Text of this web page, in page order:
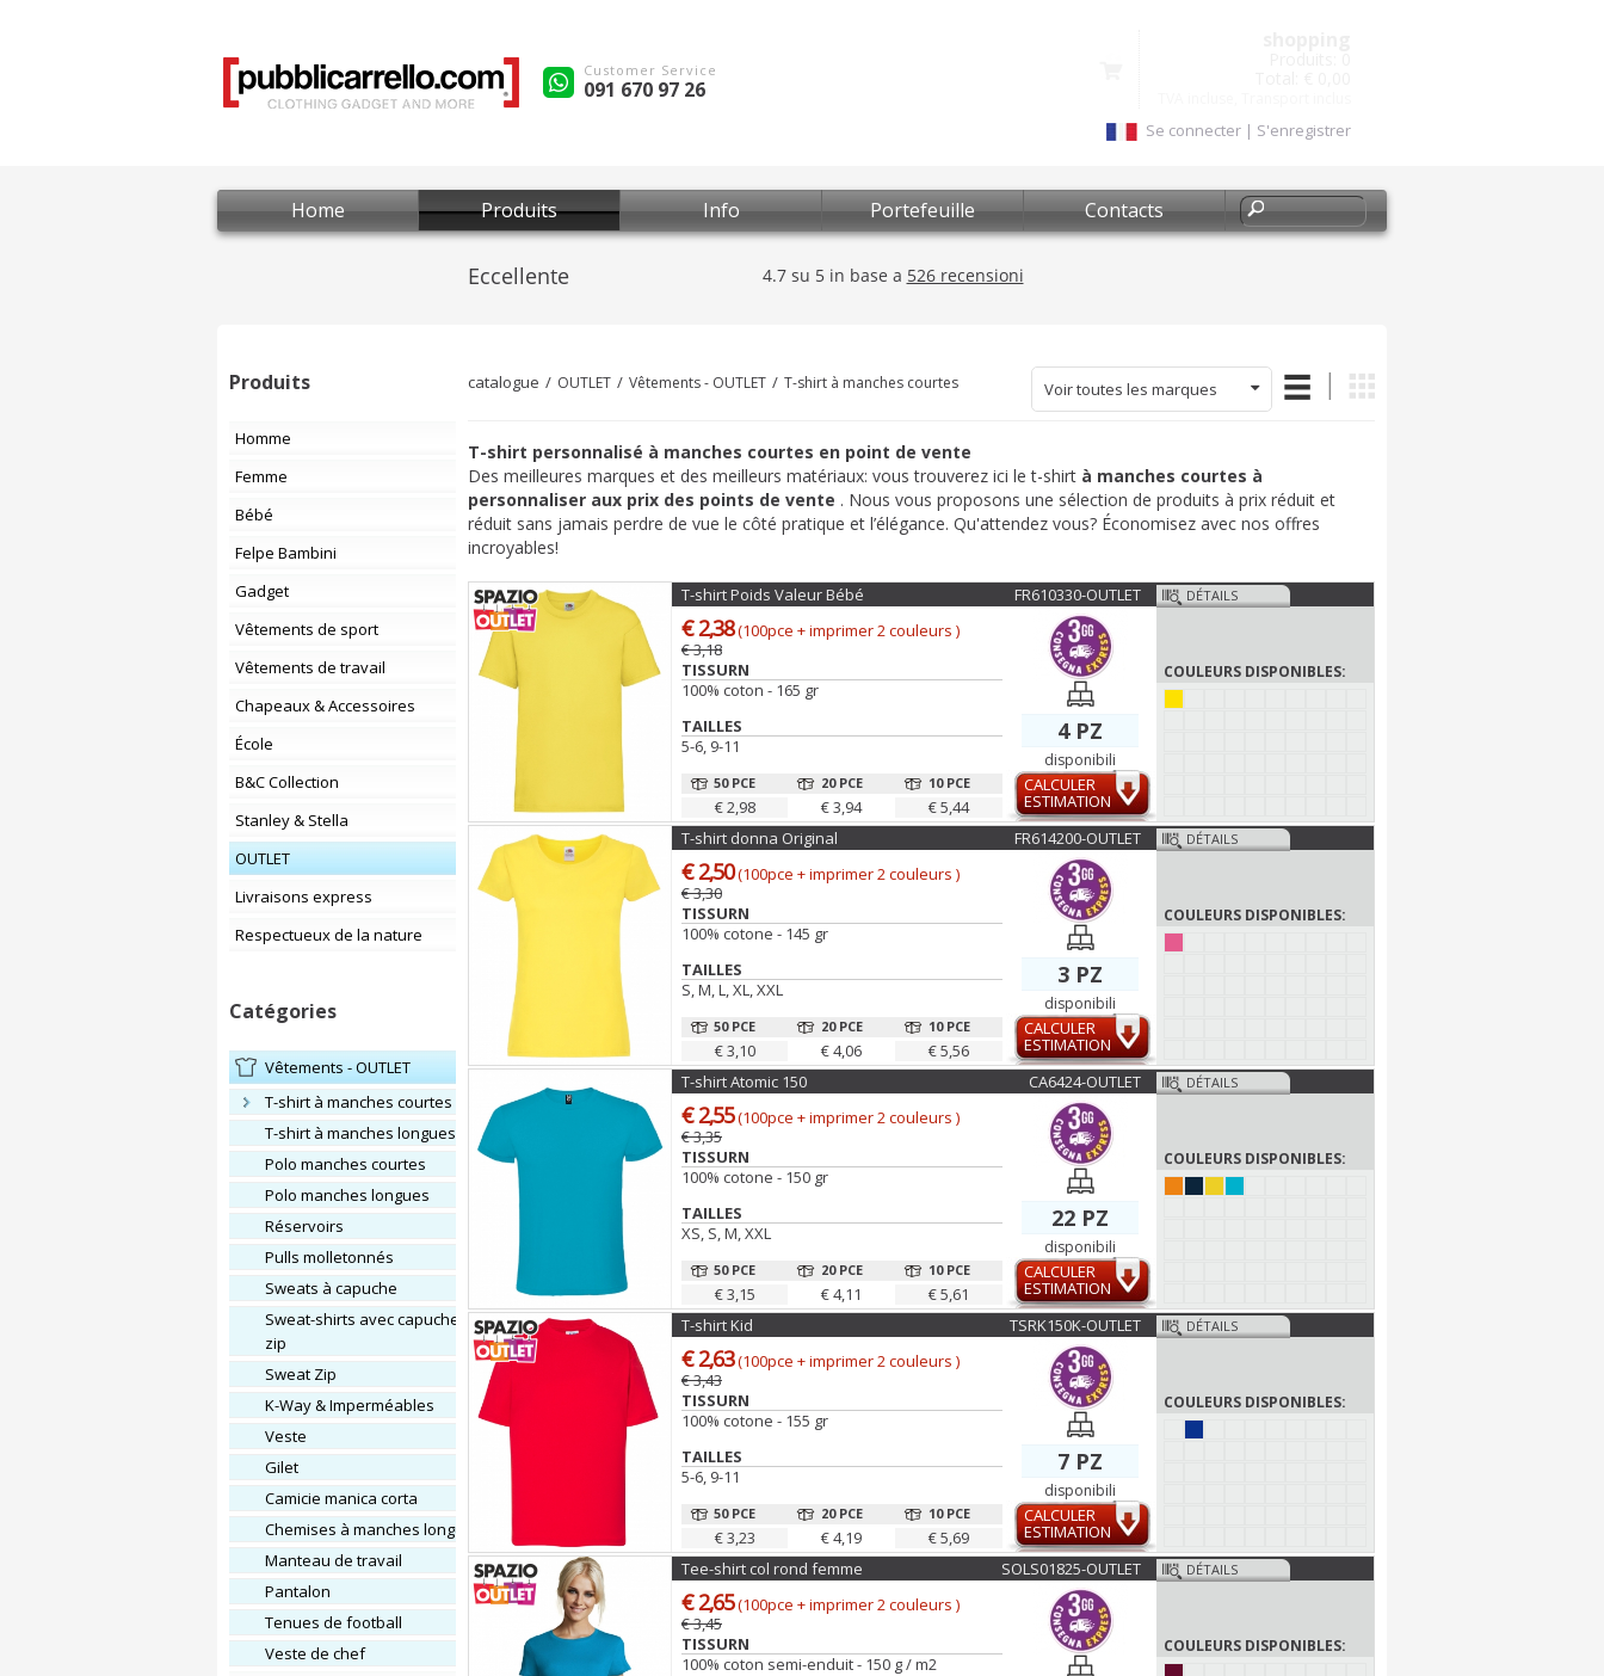
Customer Service
091 670 97 26
Se connecter | S'enregistrer
Home Produits Info Portefeuille Contacts
Produits
Homme
Femme
Bébé
Felpe Bambini
Gadget
Vêtements de sport
Vêtements de travail
Chapeaux & Accessoires
École
B&C Collection
Stanley & Stella
OUTLET
Livraisons express
Respectueux de la nature
Catégories
Vêtements - OUTLET
T-shirt à manches courtes
T-shirt à manches longues
Polo manches courtes
Polo manches longues
Réservoirs
Pulls molletonnés
Sweats à capuche
Sweat-shirts avec capuche et
zip
Sweat Zip
K-Way & Imperméables
Veste
Gilet
Camicie manica corta
Chemises à manches longues
Manteau de travail
Pantalon
Tenues de football
Veste de chef
catalogue OUTLET Vêtements - OUTLET T-shirt à manches courtes Voir toutes les marques
T-shirt personnalisé à manches courtes en point de vente
Des meilleures marques et des meilleurs matériaux: vous trouverez ici le t-shirt à manches courtes à
personnaliser aux prix des points de vente . Nous vous proposons une sélection de produits à prix réduit et
réduit sans jamais perdre de vue le côté pratique et l’élégance. Qu'attendez vous? Économisez avec nos offres
incroyables!
T-shirt Poids Valeur Bébé FR610330-OUTLET
€ 2,38(100pce + imprimer 2 couleurs )
€ 3,18
TISSURN
100% coton - 165 gr
TAILLES
5-6, 9-11
50 PCE
€ 2,98
20 PCE
€ 3,94
10 PCE
€ 5,44
4 PZ
disponibili
CALCULER
ESTIMATION
DÉTAILS
COULEURS DISPONIBLES:
T-shirt donna Original FR614200-OUTLET
€ 2,50(100pce + imprimer 2 couleurs )
€ 3,30
TISSURN
100% cotone - 145 gr
TAILLES
S, M, L, XL, XXL
50 PCE
€ 3,10
20 PCE
€ 4,06
10 PCE
€ 5,56
3 PZ
disponibili
CALCULER
ESTIMATION
DÉTAILS
COULEURS DISPONIBLES:
T-shirt Atomic 150 CA6424-OUTLET
€ 2,55(100pce + imprimer 2 couleurs )
€ 3,35
TISSURN
100% cotone - 150 gr
TAILLES
XS, S, M, XXL
50 PCE
€ 3,15
20 PCE
€ 4,11
10 PCE
€ 5,61
22 PZ
disponibili
CALCULER
ESTIMATION
DÉTAILS
COULEURS DISPONIBLES:
T-shirt Kid TSRK150K-OUTLET
€ 2,63(100pce + imprimer 2 couleurs )
€ 3,43
TISSURN
100% cotone - 155 gr
TAILLES
5-6, 9-11
50 PCE
€ 3,23
20 PCE
€ 4,19
10 PCE
€ 5,69
7 PZ
disponibili
CALCULER
ESTIMATION
DÉTAILS
COULEURS DISPONIBLES:
Tee-shirt col rond femme SOLS01825-OUTLET
€ 2,65(100pce + imprimer 2 couleurs )
€ 3,45
TISSURN
100% coton semi-enduit - 150 g / m2
DÉTAILS
COULEURS DISPONIBLES: